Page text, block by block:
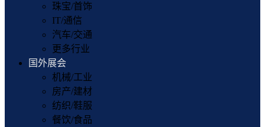
珠宝/首饰
IT/通信
汽车/交通
更多行业
国外展会
机械/工业
房产/建材
纺织/鞋服
餐饮/食品